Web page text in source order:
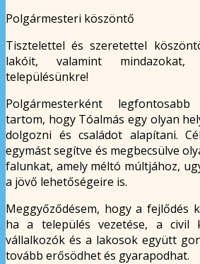
Polgármesteri köszöntő
Tisztelettel és szeretettel
lakóit, valamint mindazokat,
településünkre!
Polgármesterként
tartom, hogy Tóalmás egy olyan
dolgozni és családot alapítani.
egymást segítve és megbecsülve
falunkat, amely méltó múltjához,
a jövő lehetőségeire is.
Meggyőződésem, hogy a fejlődés
ha a település vezetése, a civil
vállalkozók és a lakosok együtt
tovább erősödhet és gyarapodhat.